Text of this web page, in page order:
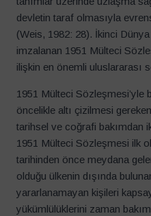
devletin taraf olmasıyla
(Weis, 1982: 28). İkinci
imzalanan 1951 Mülteci
ilişkin en önemli uluslararası
1951 Mülteci Sözleşmesi’yle
öncelikle altı çizilmesi
tarihsel ve coğrafi bakımdan
1951 Mülteci Sözleşmesi ilk
tarihinden önce meydana
olduğu ülkenin dışında
yararlanamayan kişileri
yükümlülüklerini zaman